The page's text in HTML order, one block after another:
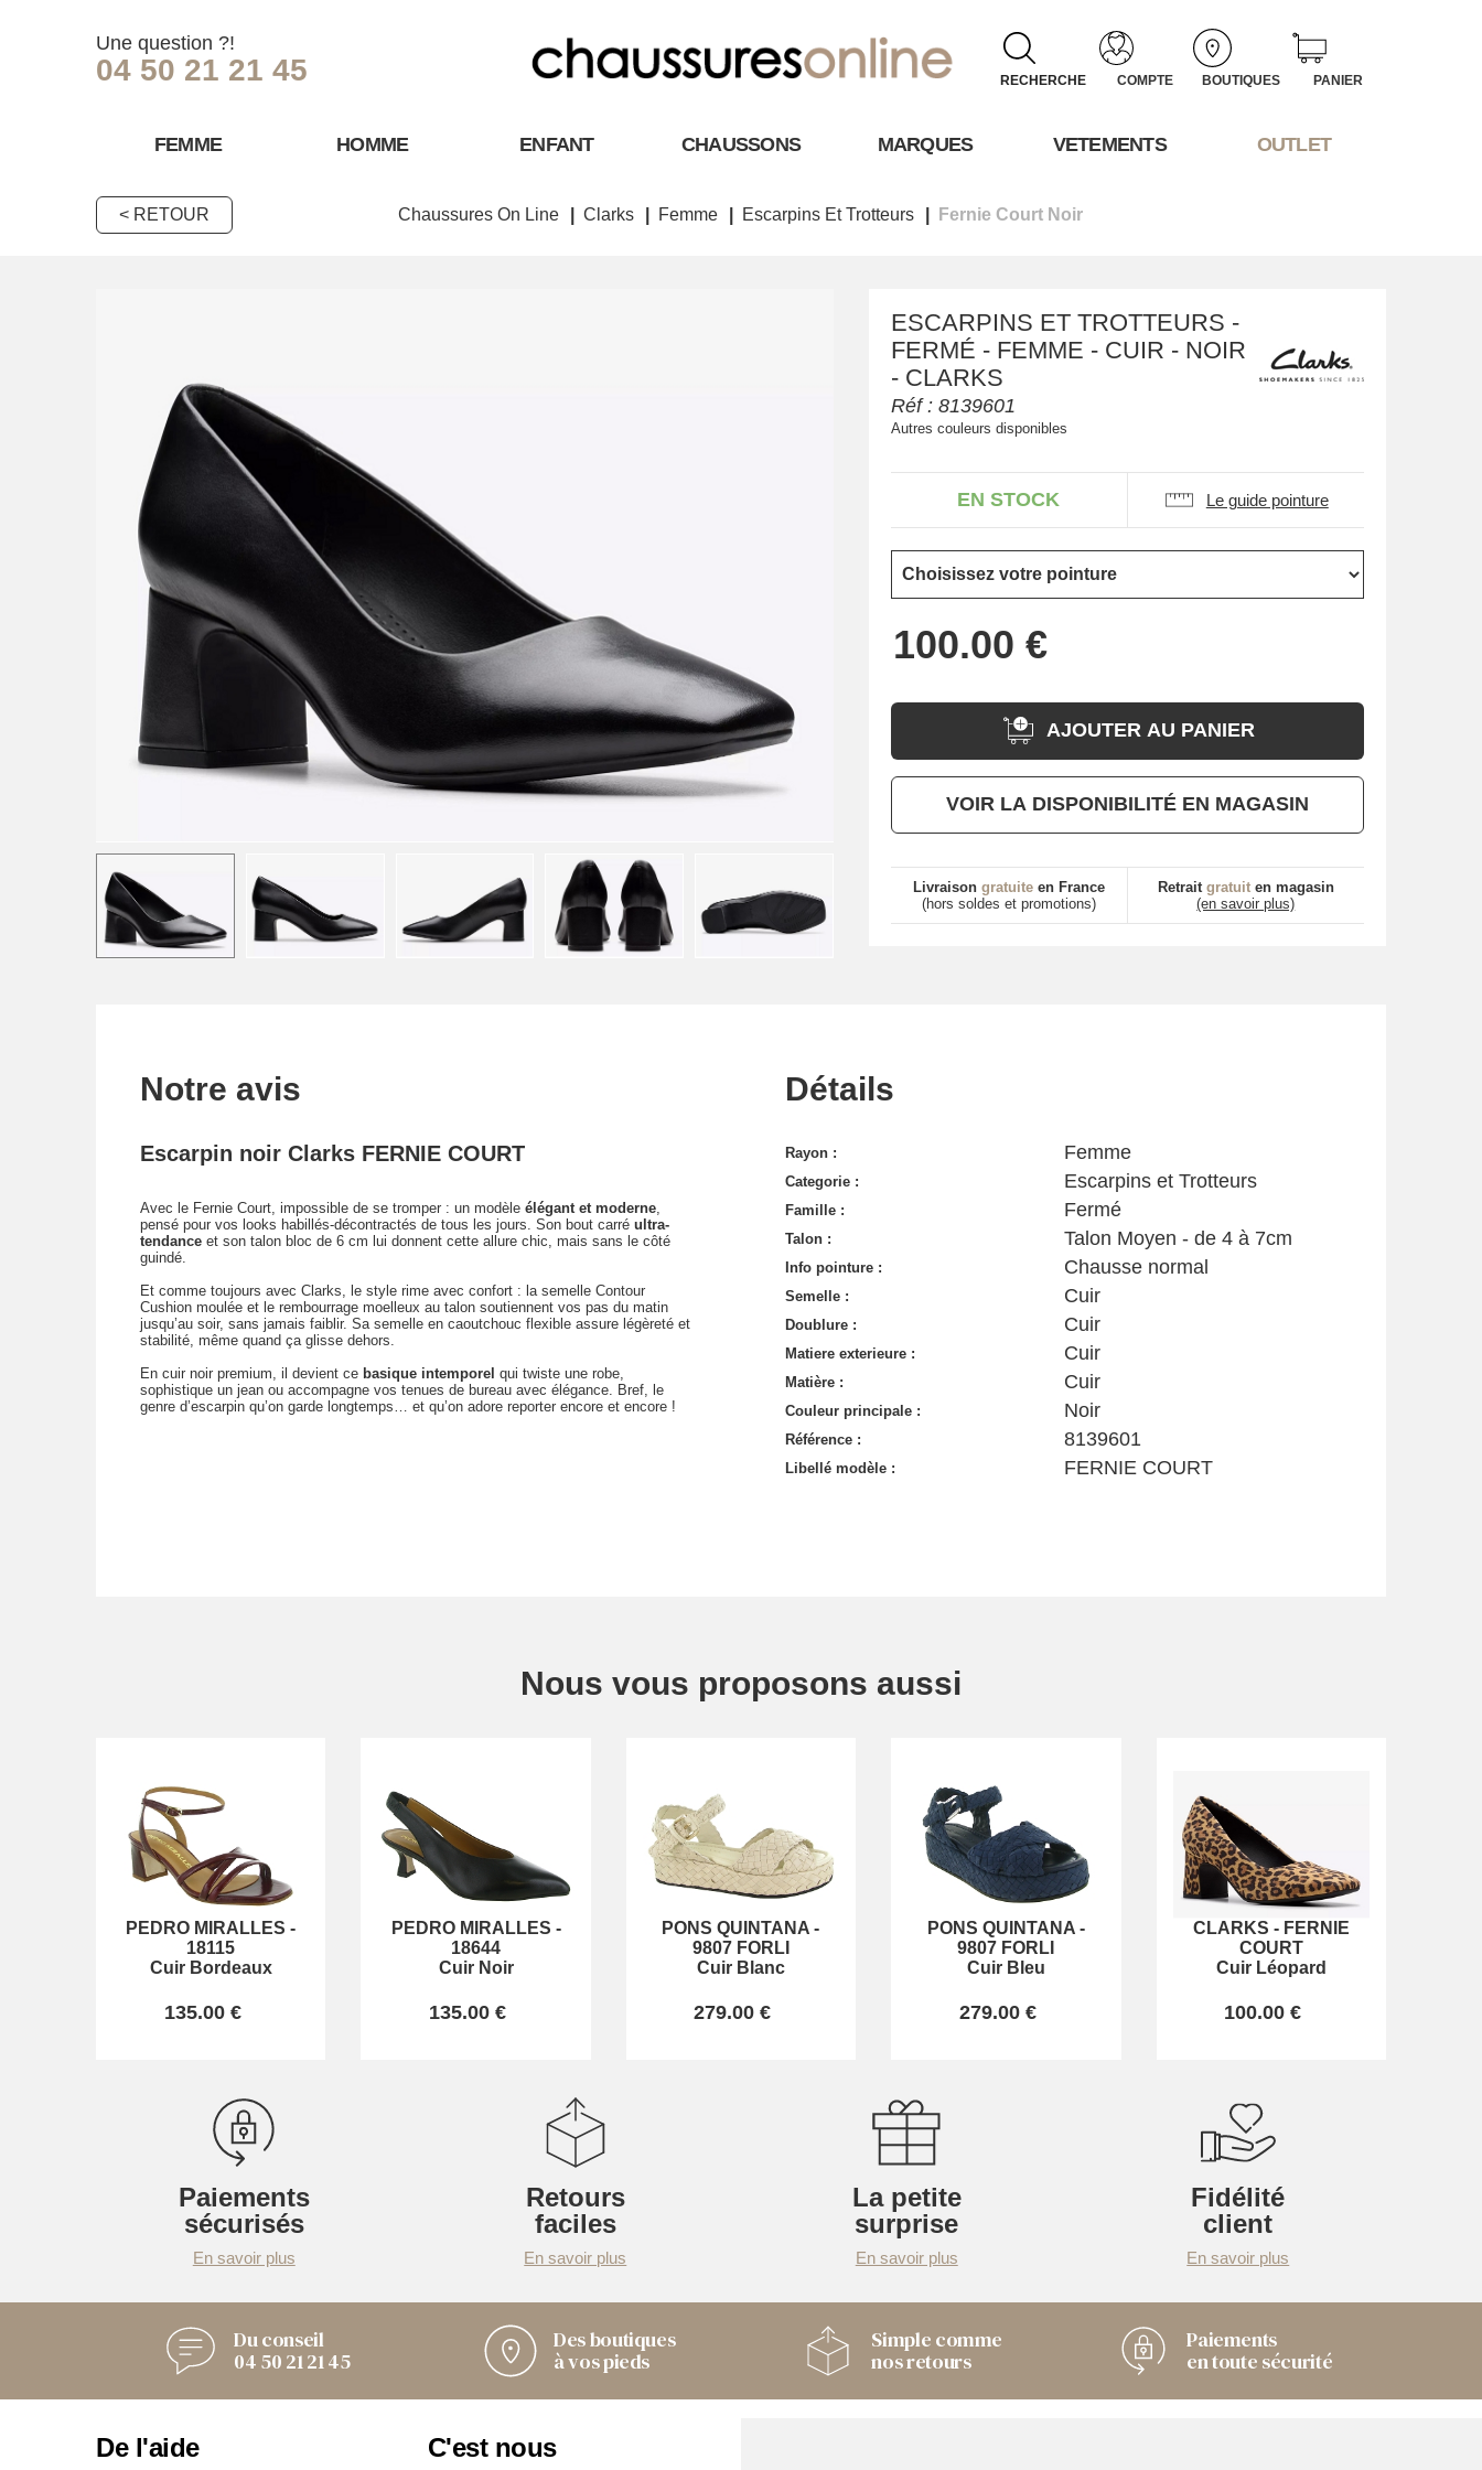
Une question ?!
04 50 21 21 45 RECHERCHE COMPTE BOUTIQUES PANIER
FEMME HOMME ENFANT CHAUSSONS MARQUES VETEMENTS OUTLET
< RETOUR Chaussures On Line Clarks Femme Escarpins Et Trotteurs Fernie Court Noir
ESCARPINS ET TROTTEURS -
FERMÉ - FEMME - CUIR - NOIR
- CLARKS
Réf :8139601
Autres couleurs disponibles
EN STOCK Le guide pointure
AJOUTER AU PANIER
VOIR LA DISPONIBILITÉ EN MAGASIN
Livraison gratuiteen France
(hors soldes et promotions)
Retrait gratuiten magasin
(en savoir plus)
Notre avis
Escarpin noir Clarks FERNIE COURT
Avec le Fernie Court, impossible de se tromper : un modèle élégant et moderne,
pensé pour vos looks habillés-décontractés de tous les jours. Son bout carré ultra-
tendance et son talon bloc de 6 cm lui donnent cette allure chic, mais sans le côté
guindé.
Et comme toujours avec Clarks, le style rime avec confort : la semelle Contour
Cushion moulée et le rembourrage moelleux au talon soutiennent vos pas du matin
jusqu’au soir, sans jamais faiblir. Sa semelle en caoutchouc flexible assure légèreté et
stabilité, même quand ça glisse dehors.
En cuir noir premium, il devient ce basique intemporel qui twiste une robe,
sophistique un jean ou accompagne vos tenues de bureau avec élégance. Bref, le
genre d’escarpin qu’on garde longtemps… et qu’on adore reporter encore et encore !
Détails
Rayon : Femme
Categorie : Escarpins et Trotteurs
Famille : Fermé
Talon : Talon Moyen - de 4 à 7cm
Info pointure : Chausse normal
Semelle : Cuir
Doublure : Cuir
Matiere exterieure : Cuir
Matière : Cuir
Couleur principale : Noir
Référence : 8139601
Libellé modèle : FERNIE COURT
Nous vous proposons aussi
PEDRO MIRALLES -
18115
Cuir Bordeaux
135.00 €
PEDRO MIRALLES -
18644
Cuir Noir
135.00 €
PONS QUINTANA -
9807 FORLI
Cuir Blanc
279.00 €
PONS QUINTANA-
9807 FORLI
Cuir Bleu
279.00 €
CLARKS - FERNIE
COURT
Cuir Léopard
100.00 €
Paiements
sécurisés
En savoir plus
Retours
faciles
En savoir plus
La petite
surprise
En savoir plus
Fidélité
client
En savoir plus
Du conseil
04 50 21 21 45
Des boutiques
à vos pieds
Simple comme
nos retours
Paiements
en toute sécurité
De l'aide C'est nous